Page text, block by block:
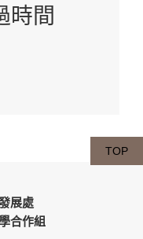
時間
展處
合作組
TOP